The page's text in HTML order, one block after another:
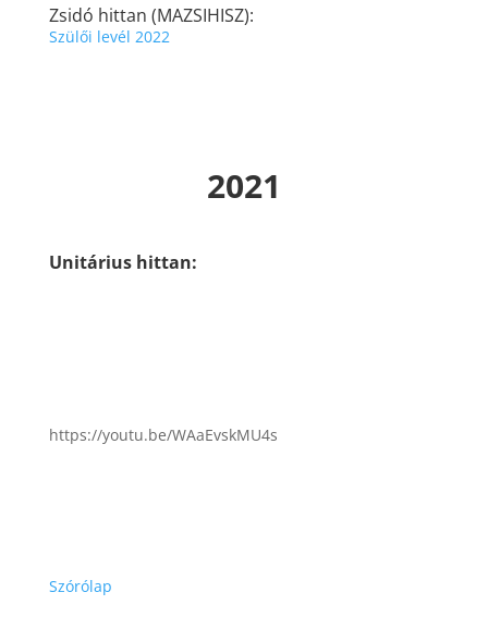
Zsidó hittan (MAZSIHISZ):
Szülői levél 2022
2021
Unitárius hittan:
https://youtu.be/WAaEvskMU4s
Szórólap